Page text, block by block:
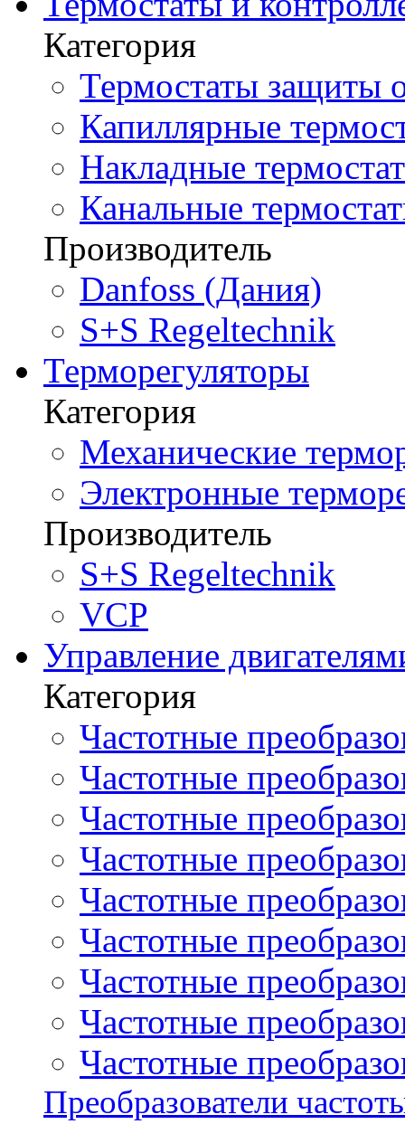
Категория
Термостаты защиты
Капиллярные
Накладные
Канальные
Производитель
Danfoss (Дания)
S+S Regeltechnik
Терморегуляторы
Категория
Механические
Электронные
Производитель
S+S Regeltechnik
VCP
Управление
Категория
Частотные
Частотные
Частотные
Частотные
Частотные
Частотные
Частотные
Частотные
Частотные
Преобразователи